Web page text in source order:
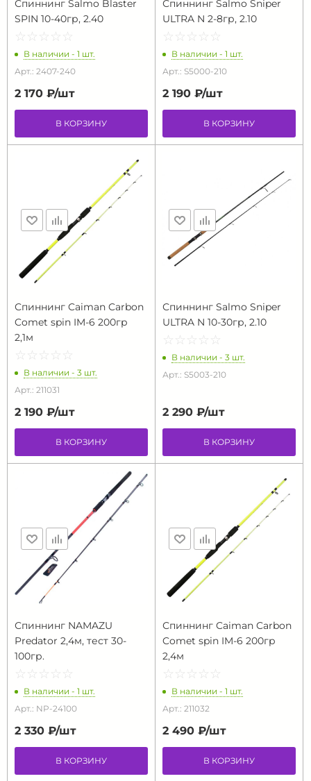
Спиннинг Salmo Blaster
SPIN 10-40гр, 2.40
☆ ☆ ☆ ☆ ☆
★ ★ ★ ★ ★
В наличии - 1 шт.
Арт.: 2407-240
2 170 ₽/шт
В КОРЗИНУ
Спиннинг Salmo Sniper
ULTRA N 2-8гр, 2.10
☆ ☆ ☆ ☆ ☆
★ ★ ★ ★ ★
В наличии - 1 шт.
Арт.: S5000-210
2 190 ₽/шт
В КОРЗИНУ
Спиннинг Caiman Carbon
Comet spin IM-6 200гр
2,1м
☆ ☆ ☆ ☆ ☆
★ ★ ★ ★ ★
В наличии - 3 шт.
Арт.: 211031
2 190 ₽/шт
В КОРЗИНУ
Спиннинг Salmo Sniper
ULTRA N 10-30гр, 2.10
☆ ☆ ☆ ☆ ☆
★ ★ ★ ★ ★
В наличии - 3 шт.
Арт.: S5003-210
2 290 ₽/шт
В КОРЗИНУ
Спиннинг NAMAZU
Predator 2,4м, тест 30-
100гр.
☆ ☆ ☆ ☆ ☆
★ ★ ★ ★ ★
В наличии - 1 шт.
Арт.: NP-24100
2 330 ₽/шт
В КОРЗИНУ
Спиннинг Caiman Carbon
Comet spin IM-6 200гр
2,4м
☆ ☆ ☆ ☆ ☆
★ ★ ★ ★ ★
В наличии - 1 шт.
Арт.: 211032
2 490 ₽/шт
В КОРЗИНУ